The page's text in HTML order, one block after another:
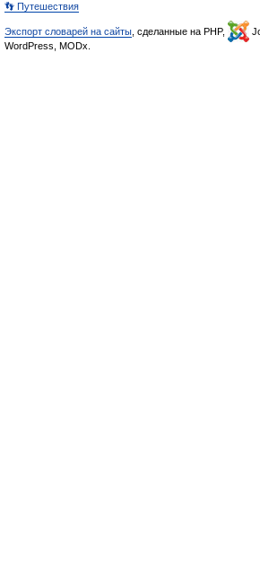
👣 Путешествия
Экспорт словарей на сайты , сделанные на PHP,
WordPress, MODx.